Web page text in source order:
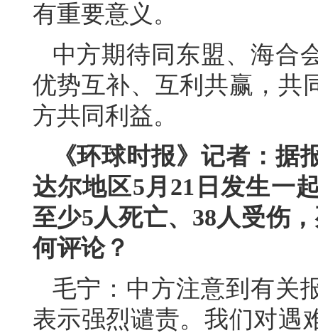
有重要意义。
中方期待同东盟、海合
优势互补、互利共赢，共
方共同利益。
《环球时报》记者：
达尔地区5月21日发生一
至少5人死亡、38人受伤
何评论？
毛宁：中方注意到有关
表示强烈谴责。我们对遇